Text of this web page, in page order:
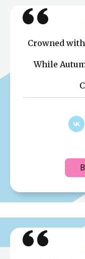
Crowned
While